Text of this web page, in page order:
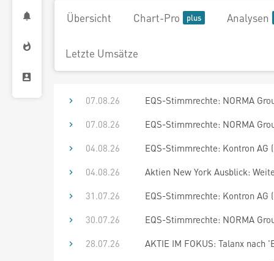
Übersicht Chart-Pro Analysen
Letzte Umsätze
07.08.26
EQS-Stimmrechte: NORMA
07.08.26
EQS-Stimmrechte: NORMA
04.08.26
EQS-Stimmrechte: Kontron AG
04.08.26
Aktien New York Ausblick:
31.07.26
EQS-Stimmrechte: Kontron AG
30.07.26
EQS-Stimmrechte: NORMA
28.07.26
AKTIE IM FOKUS: Talanx